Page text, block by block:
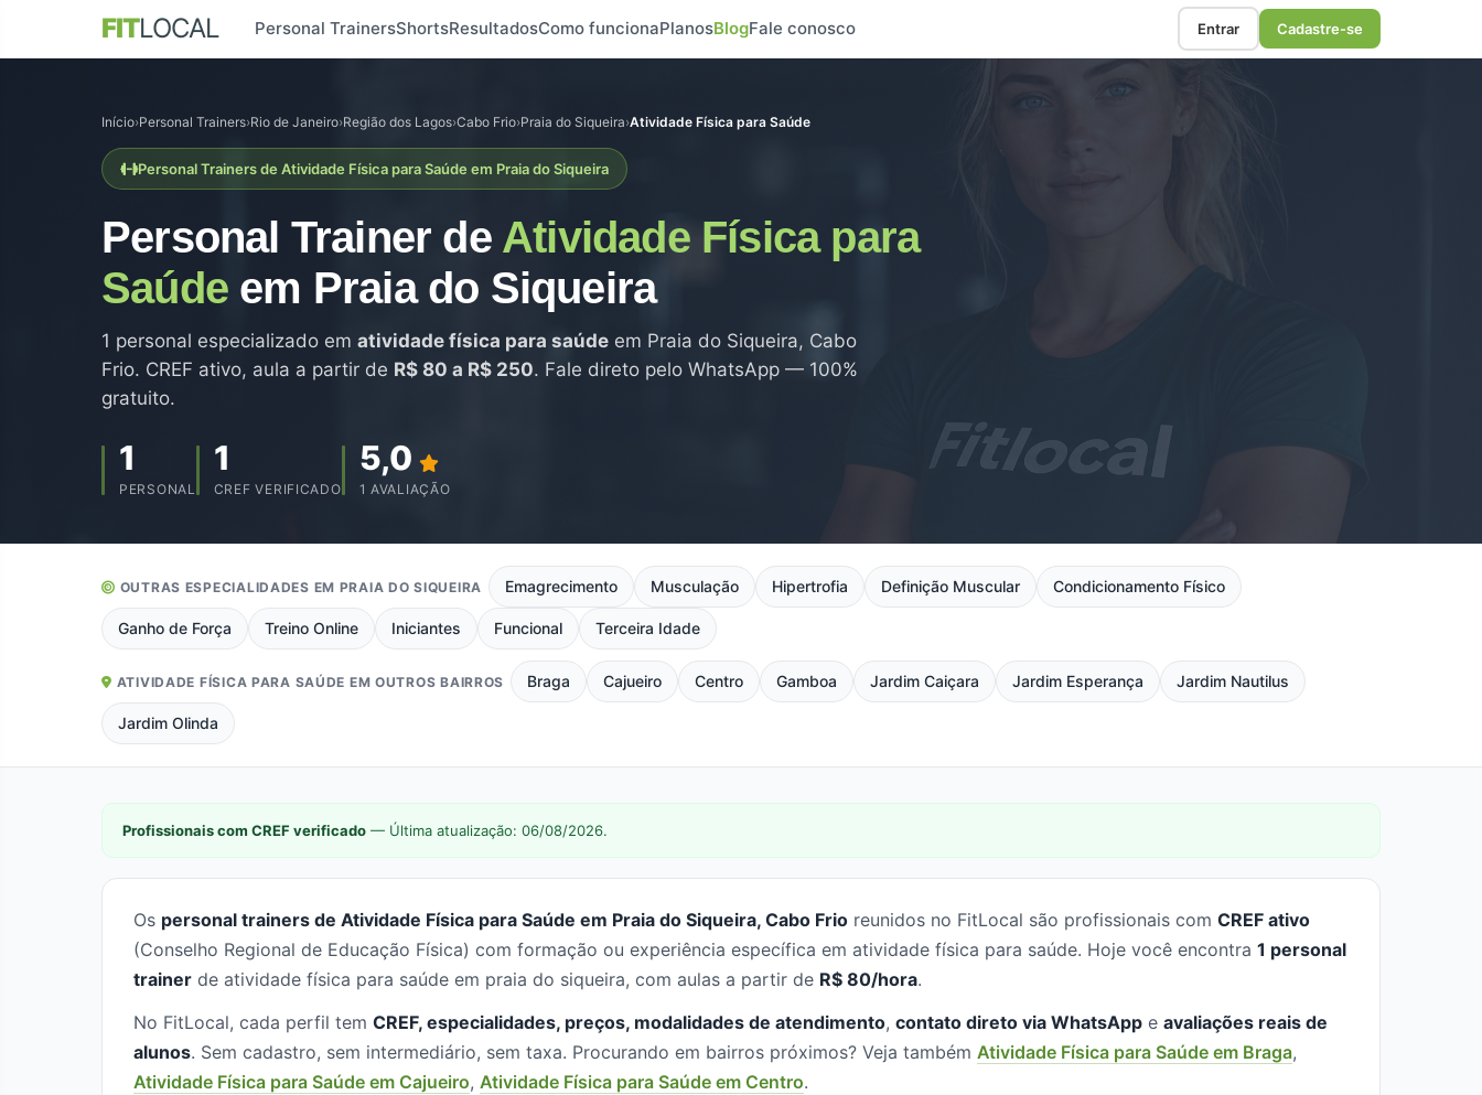
FITLOCAL Personal TrainersShortsResultadosComo funcionaPlanosBlogFale conosco Entrar Cadastre-se
Início›Personal Trainers›Rio de Janeiro›Região dos Lagos›Cabo Frio›Praia do Siqueira›Atividade Física para Saúde
Personal Trainers de Atividade Física para Saúde em Praia do Siqueira
Personal Trainer de Atividade Física para
Saúde em Praia do Siqueira
1 personal especializado em atividade física para saúde em Praia do Siqueira, Cabo
Frio. CREF ativo, aula a partir de R$ 80 a R$ 250. Fale direto pelo WhatsApp — 100%
gratuito.
1
PERSONAL
1
CREF VERIFICADO
5,0
1 AVALIAÇÃO
OUTRAS ESPECIALIDADES EM PRAIA DO SIQUEIRA Emagrecimento Musculação Hipertrofia Definição Muscular Condicionamento Físico
Ganho de Força Treino Online Iniciantes Funcional Terceira Idade
ATIVIDADE FÍSICA PARA SAÚDE EM OUTROS BAIRROS Braga Cajueiro Centro Gamboa Jardim Caiçara Jardim Esperança Jardim Nautilus
Jardim Olinda
Profissionais com CREF verificado — Última atualização: 06/08/2026.
Os personal trainers de Atividade Física para Saúde em Praia do Siqueira, Cabo Frio reunidos no FitLocal são profissionais com CREF ativo
(Conselho Regional de Educação Física) com formação ou experiência específica em atividade física para saúde. Hoje você encontra 1 personal
trainer de atividade física para saúde em praia do siqueira, com aulas a partir de R$ 80/hora.
No FitLocal, cada perfil tem CREF, especialidades, preços, modalidades de atendimento, contato direto via WhatsApp e avaliações reais de
alunos. Sem cadastro, sem intermediário, sem taxa. Procurando em bairros próximos? Veja também Atividade Física para Saúde em Braga,
Atividade Física para Saúde em Cajueiro, Atividade Física para Saúde em Centro.